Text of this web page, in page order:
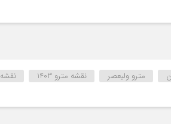
مترو ولیعصر نقشه مترو 1403
نقشه